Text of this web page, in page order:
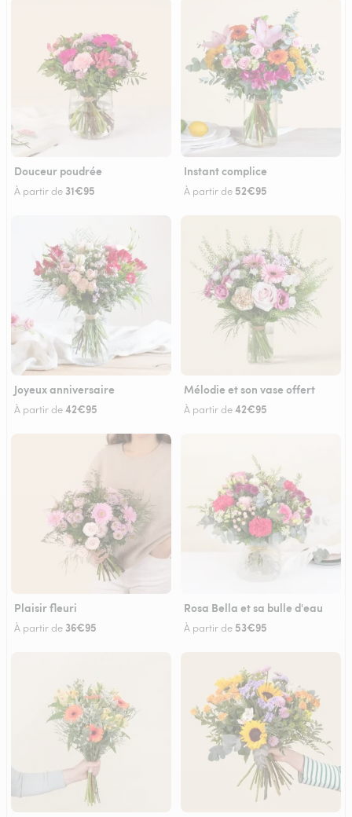
Douceur poudrée
À partir de 31€95
Instant complice
À partir de 52€95
Joyeux anniversaire
À partir de42€95
Mélodie et son vase offert
À partir de42€95
Plaisir fleuri
À partir de 36€95
Rosa Bella et sa bulle d'eau
À partir de 53€95